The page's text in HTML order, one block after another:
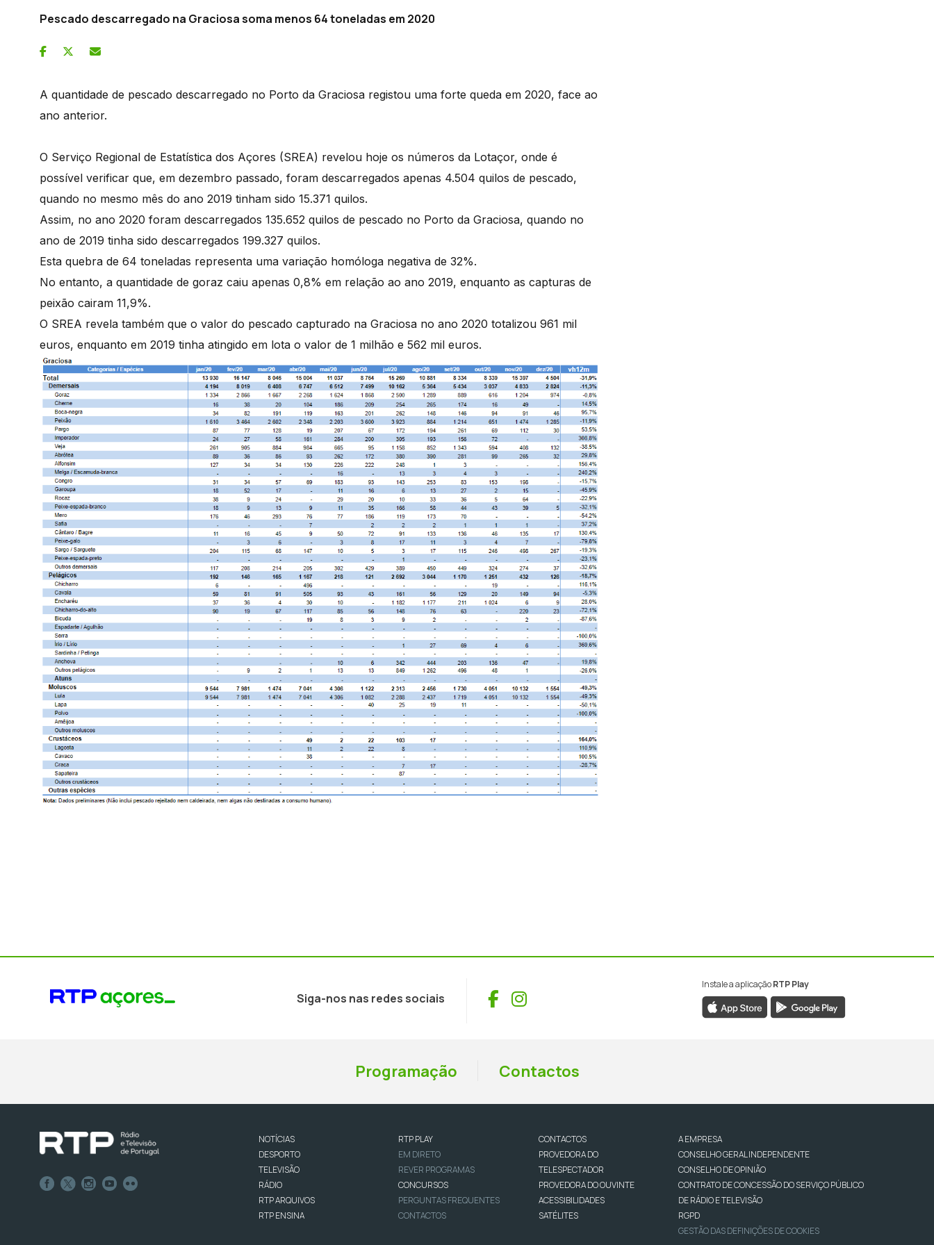
Pescado descarregado na Graciosa soma menos 64 toneladas em 2020
A quantidade de pescado descarregado no Porto da Graciosa registou uma forte queda em 2020, face ao
ano anterior.
O Serviço Regional de Estatística dos Açores (SREA) revelou hoje os números da Lotaçor, onde é
possível verificar que, em dezembro passado, foram descarregados apenas 4.504 quilos de pescado,
quando no mesmo mês do ano 2019 tinham sido 15.371 quilos.
Assim, no ano 2020 foram descarregados 135.652 quilos de pescado no Porto da Graciosa, quando no
ano de 2019 tinha sido descarregados 199.327 quilos.
Esta quebra de 64 toneladas representa uma variação homóloga negativa de 32%.
No entanto, a quantidade de goraz caiu apenas 0,8% em relação ao ano 2019, enquanto as capturas de
peixão cairam 11,9%.
O SREA revela também que o valor do pescado capturado na Graciosa no ano 2020 totalizou 961 mil
euros, enquanto em 2019 tinha atingido em lota o valor de 1 milhão e 562 mil euros.
Siga-nos nas redes sociais Facebook
Instagram
Instale a aplicaçãoRTP Play
Programação Contactos
NOTÍCIAS
DESPORTO
TELEVISÃO
RÁDIO
RTP ARQUIVOS
RTP ENSINA
RTP PLAY
EM DIRETO
REVER PROGRAMAS
CONCURSOS
PERGUNTAS FREQUENTES
CONTACTOS
CONTACTOS
PROVEDORA DO
TELESPECTADOR
PROVEDORA DO OUVINTE
ACESSIBILIDADES
SATÉLITES
A EMPRESA
CONSELHO GERAL INDEPENDENTE
CONSELHO DE OPINIÃO
CONTRATO DE CONCESSÃO DO SERVIÇO PÚBLICO
DE RÁDIO E TELEVISÃO
RGPD
GESTÃO DAS DEFINIÇÕES DE COOKIES